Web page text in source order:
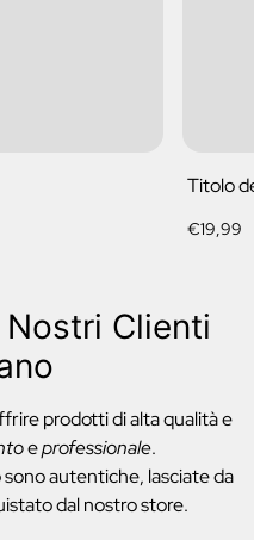
Titolo
Prezzo
€19,99
Clienti
prodotti di alta qualità e
eprofessionale.
autentiche, lasciate da
dal nostro store.